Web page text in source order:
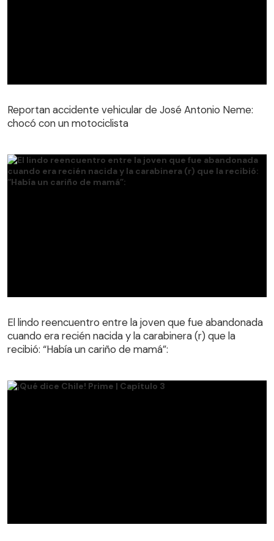
Reportan accidente vehicular de José Antonio Neme:
chocó con un motociclista
cuando era recién nacida y la carabinera (r) que la
recibió: “Había un cariño de mamá”:
El lindo reencuentro entre la joven que fue abandonada
cuando era recién nacida y la carabinera (r) que la
recibió: “Había un cariño de mamá”: